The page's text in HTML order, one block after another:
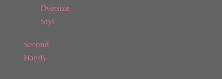
Oversize
Styl
Second
Handy